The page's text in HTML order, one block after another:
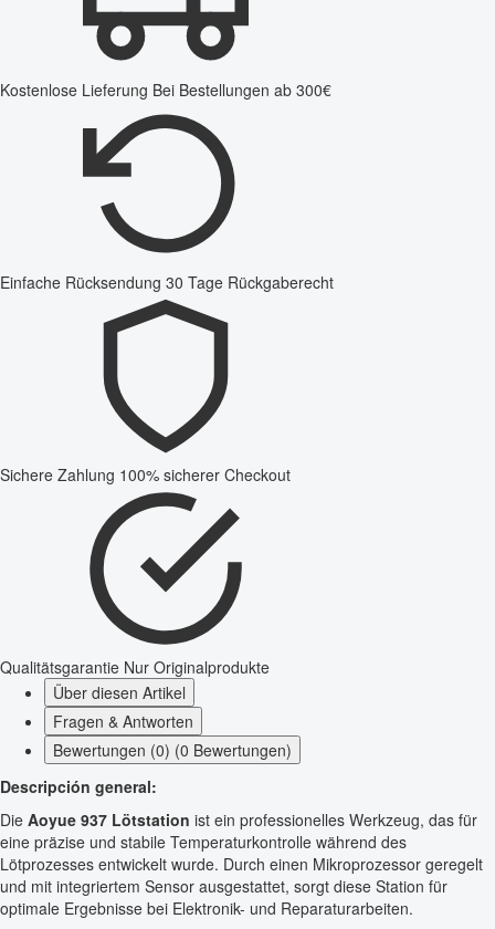
Kostenlose Lieferung Bei Bestellungen ab 300€
Einfache Rücksendung 30 Tage Rückgaberecht
Sichere Zahlung 100% sicherer Checkout
Qualitätsgarantie Nur Originalprodukte
Über diesen Artikel
Fragen & Antworten
Bewertungen (0) (0 Bewertungen)
Descripción general:
Die Aoyue 937 Lötstation ist ein professionelles Werkzeug, das für
eine präzise und stabile Temperaturkontrolle während des
Lötprozesses entwickelt wurde. Durch einen Mikroprozessor geregelt
und mit integriertem Sensor ausgestattet, sorgt diese Station für
optimale Ergebnisse bei Elektronik- und Reparaturarbeiten.